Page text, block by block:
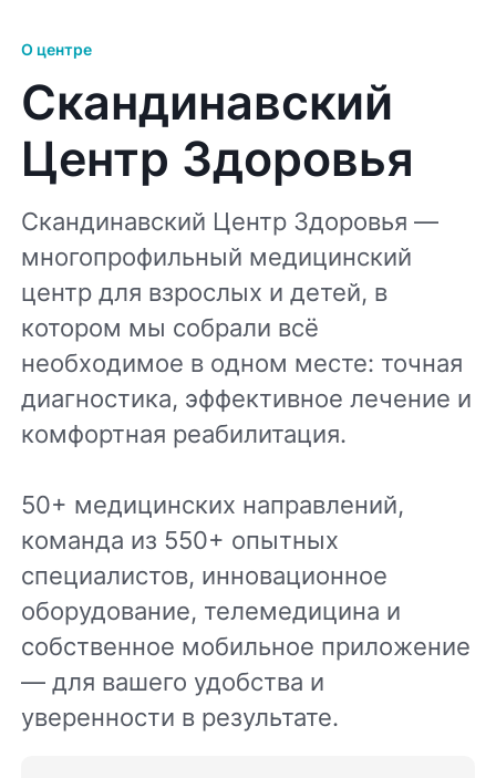
О центре
Скандинавский
Центр Здоровья
Скандинавский Центр Здоровья —
многопрофильный медицинский
центр для взрослых и детей, в
котором мы собрали всё
необходимое в одном месте: точная
диагностика, эффективное лечение и
комфортная реабилитация.
50+ медицинских направлений,
команда из 550+ опытных
специалистов, инновационное
оборудование, телемедицина и
собственное мобильное приложение
— для вашего удобства и
уверенности в результате.